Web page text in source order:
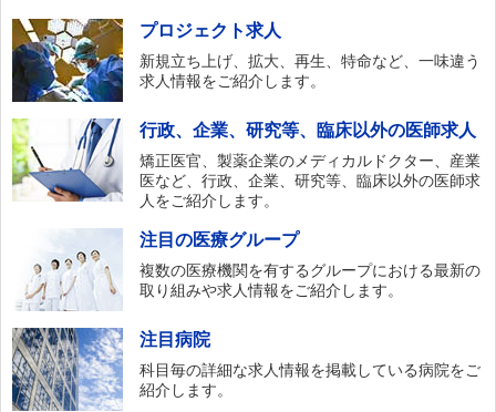
プロジェクト求人
新規立ち上げ、拡大、再生、特命など、一味違う
求人情報をご紹介します。
行政、企業、研究等、臨床以外の医師求人
矯正医官、製薬企業のメディカルドクター、産業
医など、行政、企業、研究等、臨床以外の医師求
人をご紹介します。
注目の医療グループ
複数の医療機関を有するグループにおける最新の
取り組みや求人情報をご紹介します。
注目病院
科目毎の詳細な求人情報を掲載している病院をご
紹介します。